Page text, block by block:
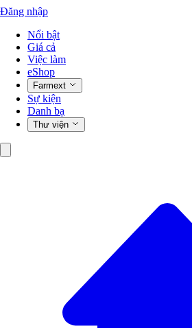
Đăng nhập
Nổi bật
Giá cả
Việc làm
eShop
Farmext
Sự kiện
Danh bạ
Thư viện